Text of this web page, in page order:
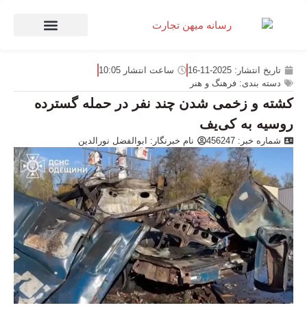
تاریخ انتشار: 2025-11-16 ساعت انتشار 10:05
دسته بندی: فرهنگ و هنر
کشته و زخمی شدن چند نفر در حمله گسترده
روسیه به کی‌یف
شماره خبر: 456247 نام خبرنگار: ابوالفضل نورالدین